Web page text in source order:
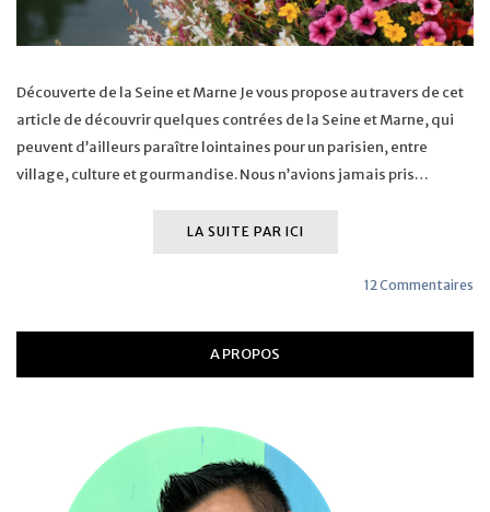
Découverte de la Seine et Marne Je vous propose au travers de cet
article de découvrir quelques contrées de la Seine et Marne, qui
peuvent d’ailleurs paraître lointaines pour un parisien, entre
village, culture et gourmandise. Nous n’avions jamais pris…
LA SUITE PAR ICI
12 Commentaires
A PROPOS